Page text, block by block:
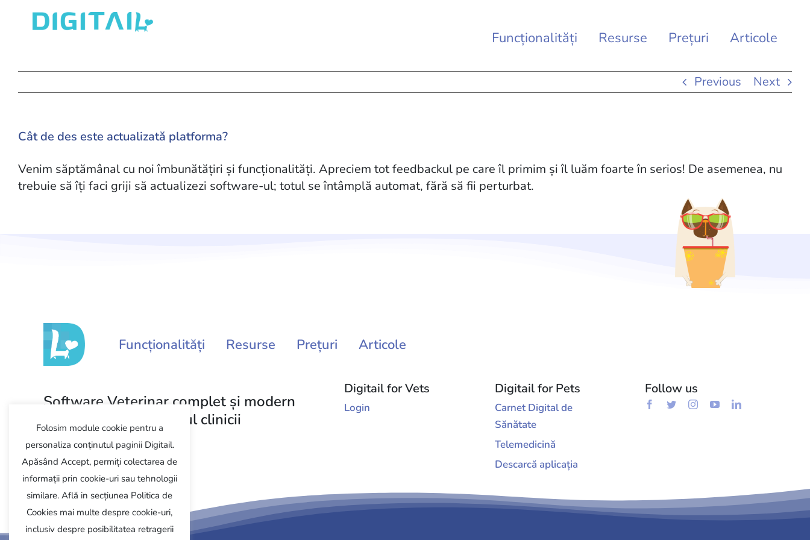
Funcționalități Resurse Prețuri Articole
Previous Next
Cât de des este actualizată platforma?
Venim săptămânal cu noi îmbunătățiri și funcționalități. Apreciem tot feedbackul pe care îl primim și îl luăm foarte în serios! De asemenea, nu
trebuie să îți faci griji să actualizezi software-ul; totul se întâmplă automat, fără să fii perturbat.
Funcționalități Resurse Prețuri Articole
Software Veterinar complet și modern
pentru management-ul clinicii
Programează demo
Digitail for Vets
Login
Digitail for Pets
Carnet Digital de
Sănătate
Telemedicină
Descarcă aplicația
Follow us
Folosim module cookie pentru a
personaliza conținutul paginii Digitail.
Apăsând Accept, permiți colectarea de
informații prin cookie-uri sau tehnologii
similare. Află in secțiunea Politica de
Cookies mai multe despre cookie-uri,
inclusiv despre posibilitatea retragerii